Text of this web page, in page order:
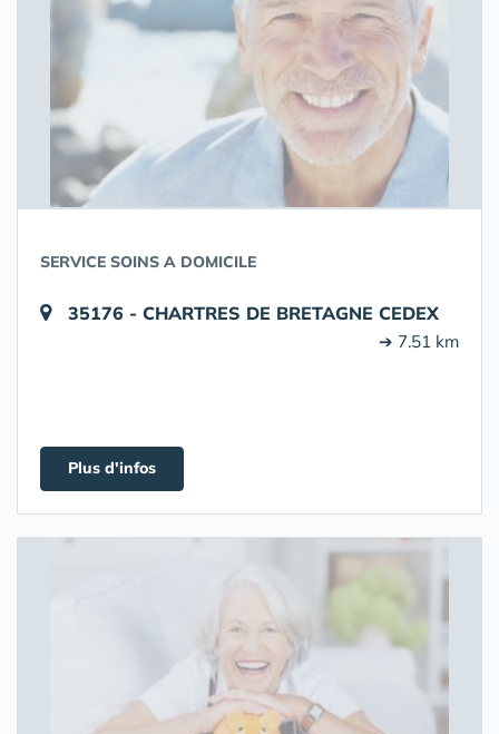
SERVICE SOINS A DOMICILE
35176 - CHARTRES DE BRETAGNE CEDEX
➔ 7.51 km
Plus d'infos